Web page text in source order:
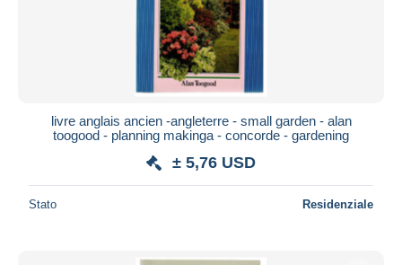
livre anglais ancien -angleterre - small garden - alan
toogood - planning makinga - concorde - gardening
± 5,76 USD
Stato Residenziale